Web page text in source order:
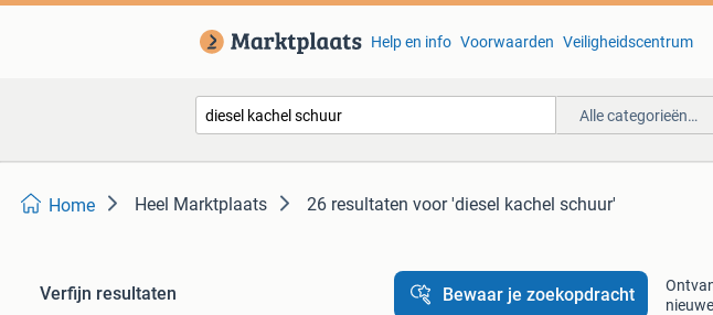
Help en info Voorwaarden Veiligheidscentrum
Alle categorieën…
Home Heel Marktplaats 26 resultaten voor 'diesel kachel schuur'
Verfijn resultaten
Bewaar je zoekopdracht